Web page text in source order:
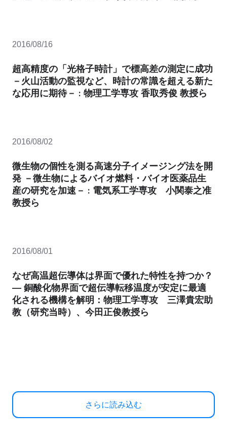
2016/08/16
超高精度の「光格子時計」で標高差の測定に成功
－火山活動の監視など、時計の常識を超える新た
な応用に期待－ : 物理工学専攻 香取秀俊 教授ら
2016/08/02
微生物の個性を測る高速分子イメージング法を開
発 －微生物によるバイオ燃料・バイオ医薬品生
産の研究を加速－ : 電気系工学専攻 小関泰之准
教授ら
2016/08/01
なぜ高温超伝導体は界面で優れた特性を持つか？
― 銅酸化物界面で超伝導転移温度が安定に最適
化される機構を解明：物理工学専攻 三澤貴宏助
教（研究当時）、今田正俊教授ら
さらに読み込む